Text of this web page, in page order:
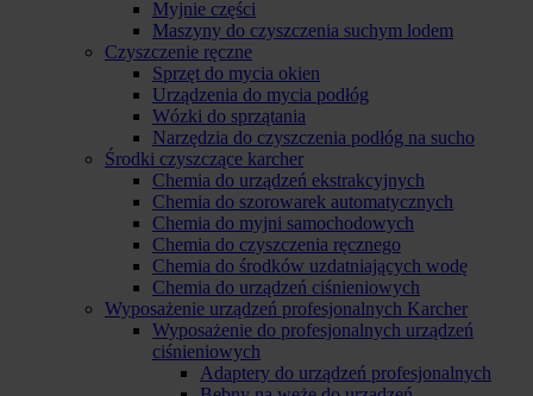
Myjnie części
Maszyny do czyszczenia suchym lodem
Czyszczenie ręczne
Sprzęt do mycia okien
Urządzenia do mycia podłóg
Wózki do sprzątania
Narzędzia do czyszczenia podłóg na sucho
Środki czyszczące karcher
Chemia do urządzeń ekstrakcyjnych
Chemia do szorowarek automatycznych
Chemia do myjni samochodowych
Chemia do czyszczenia ręcznego
Chemia do środków uzdatniających wodę
Chemia do urządzeń ciśnieniowych
Wyposażenie urządzeń profesjonalnych Karcher
Wyposażenie do profesjonalnych urządzeń
ciśnieniowych
Adaptery do urządzeń profesjonalnych